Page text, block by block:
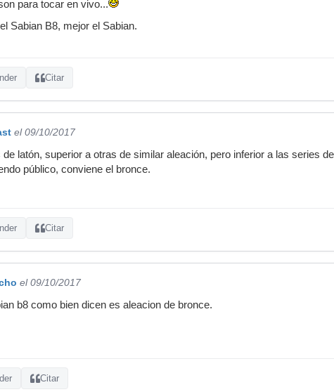
para tocar en vivo...
Sabian B8, mejor el Sabian.
Citar
el 09/10/2017
de latón, superior a otras de similar aleación, pero inferior a las series
público, conviene el bronce.
Citar
el 09/10/2017
b8 como bien dicen es aleacion de bronce.
Citar